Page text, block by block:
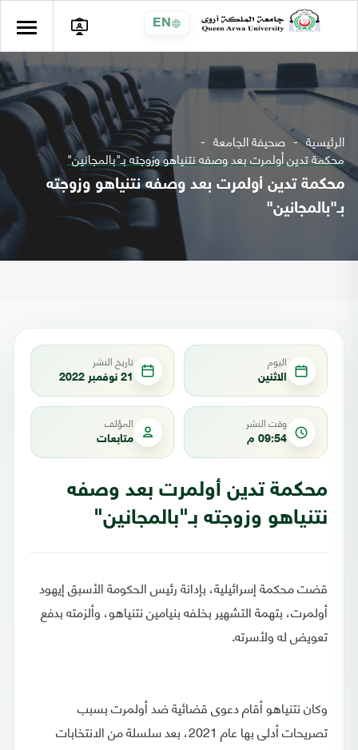
EN
الرئيسية صحيفة الجامعة
محكمة تدين أولمرت بعد وصفه نتنياهو وزوجته بـ"بالمجانين"
محكمة تدين أولمرت بعد وصفه نتنياهو وزوجته
بـ"بالمجانين"
اليوم
الاثنين
تاريخ النشر
21 نوفمبر 2022
وقت النشر
09:54 م
المؤلف
متابعات
محكمة تدين أولمرت بعد وصفه
نتنياهو وزوجته بـ"بالمجانين"
قضت محكمة إسرائيلية، بإدانة رئيس الحكومة الأسبق إيهود
أولمرت، بتهمة التشهير بخلفه بنيامين نتنياهو، وألزمته بدفع
تعويض له ولأسرته.
وكان نتنياهو أقام دعوى قضائية ضد أولمرت بسبب
تصريحات أدلى بها عام 2021، بعد سلسلة من الانتخابات